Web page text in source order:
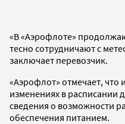
«В «Аэрофлоте»
тесно сотрудничают с
заключает перевозчик.
«Аэрофлот» отмечает, что
изменениях в расписании
сведения о возможности
обеспечения питанием.